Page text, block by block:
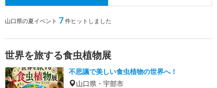
山口県の夏イベント 7件ヒットしました
世界を旅する食虫植物展
不思議で美しい食虫植物の世界へ！
山口県・宇部市